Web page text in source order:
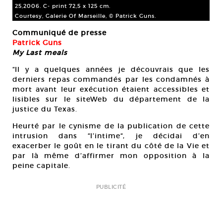
25,2006. C- print 72,5 x 125 cm.
Courtesy, Galerie Of Marseille, © Patrick Guns.
Communiqué de presse
Patrick Guns
My Last meals
“Il y a quelques années je découvrais que les
derniers repas commandés par les condamnés à
mort avant leur exécution étaient accessibles et
lisibles sur le siteWeb du département de la
justice du Texas.
Heurté par le cynisme de la publication de cette
intrusion dans “l’intime“, je décidai d’en
exacerber le goût en le tirant du côté de la Vie et
par là même d’affirmer mon opposition à la
peine capitale.
PUBLICITÉ